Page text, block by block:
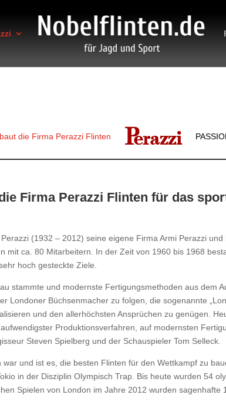
die Firma Perazzi Flinten
Firma Perazzi Flinten für das
(1932 – 2012) seine eigene Firma Armi Perazzi
mit ca. 80 Mitarbeitern. In der Zeit von 1960 bis 1968
hoch gesteckte Ziele.
stammte und modernste Fertigungsmethoden aus dem
Londoner Büchsenmacher zu folgen, die sogenannte
und den allerhöchsten Ansprüchen zu genügen.
Produktionsverfahren, auf modernsten
Steven Spielberg und der Schauspieler Tom Selleck.
und ist es, die besten Flinten für den Wettkampf zu
in der Disziplin Olympisch Trap. Bis heute wurden 54
Spielen von London im Jahre 2012 wurden